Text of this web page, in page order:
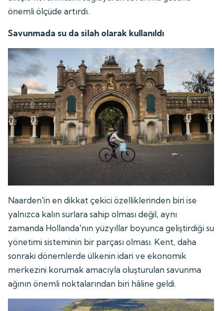
önemli ölçüde artırdı.
Savunmada su da silah olarak kullanıldı
Naarden'in en dikkat çekici özelliklerinden biri ise
yalnızca kalın surlara sahip olması değil, aynı
zamanda Hollanda'nın yüzyıllar boyunca geliştirdiği su
yönetimi sisteminin bir parçası olması. Kent, daha
sonraki dönemlerde ülkenin idari ve ekonomik
merkezini korumak amacıyla oluşturulan savunma
ağının önemli noktalarından biri hâline geldi.